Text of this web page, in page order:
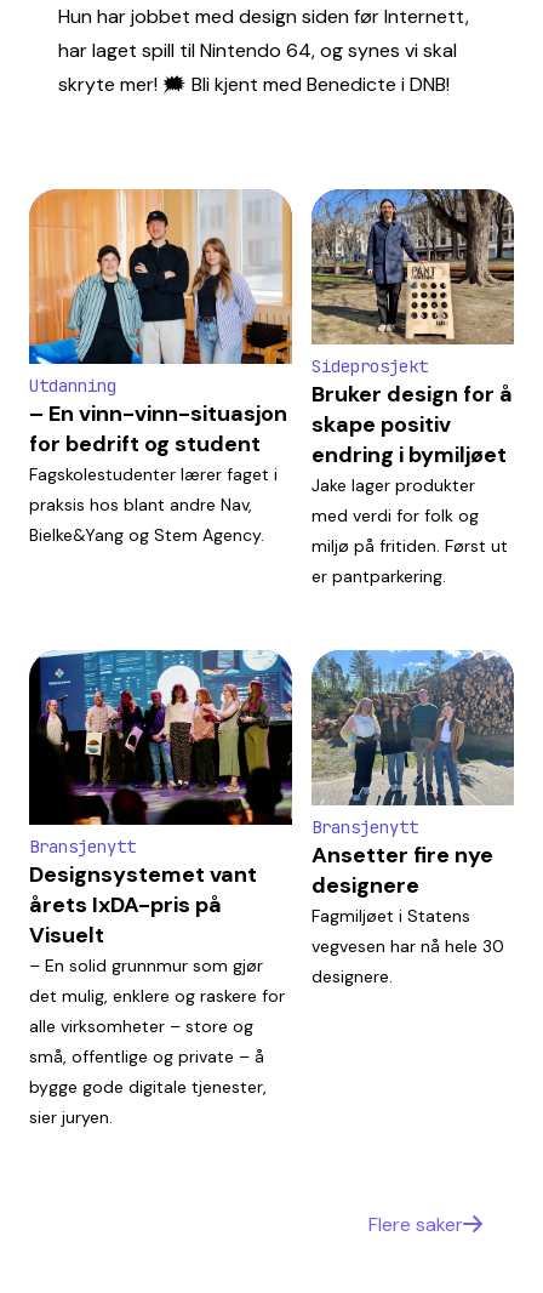
Hun har jobbet med design siden før Internett,
har laget spill til Nintendo 64, og synes vi skal
skryte mer! 🗯️ Bli kjent med Benedicte i DNB!
Utdanning
– En vinn-vinn-situasjon
for bedrift og student
Fagskolestudenter lærer faget i
praksis hos blant andre Nav,
Bielke&Yang og Stem Agency.
Sideprosjekt
Bruker design for å
skape positiv
endring i bymiljøet
Jake lager produkter
med verdi for folk og
miljø på fritiden. Først ut
er pantparkering.
Bransjenytt
Designsystemet vant
årets IxDA-pris på
Visuelt
– En solid grunnmur som gjør
det mulig, enklere og raskere for
alle virksomheter – store og
små, offentlige og private – å
bygge gode digitale tjenester,
sier juryen.
Bransjenytt
Ansetter fire nye
designere
Fagmiljøet i Statens
vegvesen har nå hele 30
designere.
Flere saker